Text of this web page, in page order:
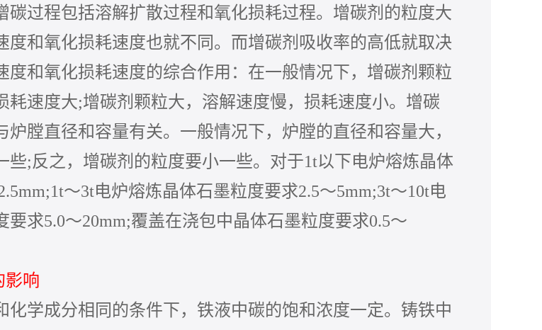
过程包括溶解扩散过程和氧化损耗过程。增碳剂的粒度大
度和氧化损耗速度也就不同。而增碳剂吸收率的高低就取决
度和氧化损耗速度的综合作用：在一般情况下，增碳剂颗粒
耗速度大;增碳剂颗粒大，溶解速度慢，损耗速度小。增碳
炉膛直径和容量有关。一般情况下，炉膛的直径和容量大，
些;反之，增碳剂的粒度要小一些。对于1t以下电炉熔炼晶体
～3t电炉熔炼晶体石墨粒度要求2.5～5mm;3t～10t电
要求5.0～20mm;覆盖在浇包中晶体石墨粒度要求0.5～
影响
学成分相同的条件下，铁液中碳的饱和浓度一定。铸铁中